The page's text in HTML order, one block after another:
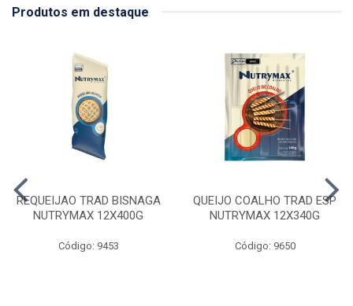
Produtos em destaque
REQUEIJAO TRAD BISNAGA
NUTRYMAX 12X400G
Código: 9453
QUEIJO COALHO TRAD ESP
NUTRYMAX 12X340G
Código: 9650